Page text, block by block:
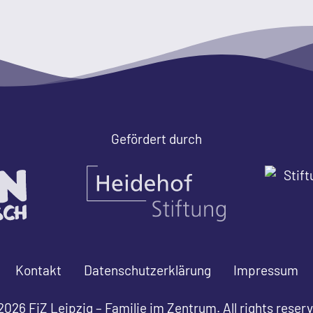
Gefördert durch
Kontakt Datenschutzerklärung Impressum
FiZ Leipzig – Familie im Zentrum. All rights